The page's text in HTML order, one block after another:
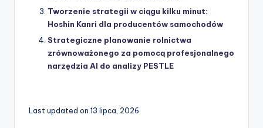
Tworzenie strategii w ciągu kilku minut:
Hoshin Kanri dla producentów samochodów
Strategiczne planowanie rolnictwa
zrównoważonego za pomocą profesjonalnego
narzędzia AI do analizy PESTLE
Last updated on 13 lipca, 2026